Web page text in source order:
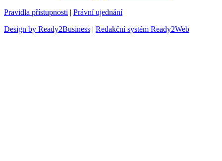
Pravidla přístupnosti | Právní ujednání
Design by Ready2Business | Redakční systém Ready2Web